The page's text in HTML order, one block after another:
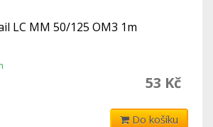
LC MM 50/125 OM3 1m
53 Kč
Do košíku